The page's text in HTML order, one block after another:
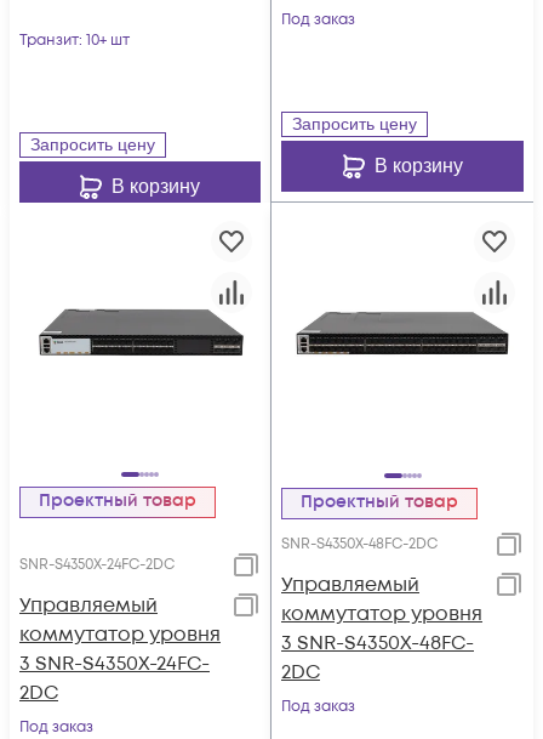
Транзит: 10+ шт
Запросить цену
В корзину
Под заказ
Запросить цену
В корзину
Проектный товар
SNR-S4350X-24FC-2DC
Управляемый
коммутатор уровня
3 SNR-S4350X-24FC-
2DC
Под заказ
Проектный товар
SNR-S4350X-48FC-2DC
Управляемый
коммутатор уровня
3 SNR-S4350X-48FC-
2DC
Под заказ